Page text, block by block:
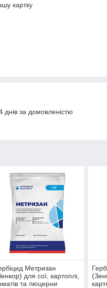
картку
за домовленістю
Метризан
для сої, картоплі,
та люцерни